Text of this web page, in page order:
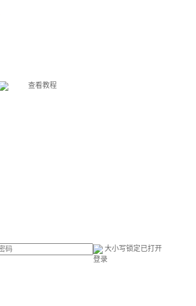
查看教程
大小写锁定已打开
登录